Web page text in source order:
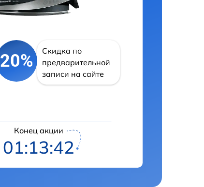
20%
Скидка по
предварительной
записи на сайте
Конец акции
01:13:41